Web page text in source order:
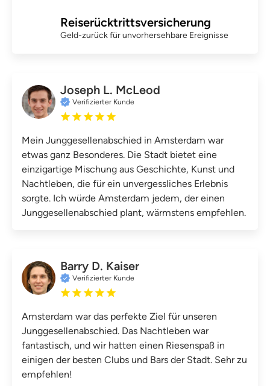
Reiserücktrittsversicherung
Geld-zurück für unvorhersehbare Ereignisse
Joseph L. McLeod
Verifizierter Kunde
Mein Junggesellenabschied in Amsterdam war
etwas ganz Besonderes. Die Stadt bietet eine
einzigartige Mischung aus Geschichte, Kunst und
Nachtleben, die für ein unvergessliches Erlebnis
sorgte. Ich würde Amsterdam jedem, der einen
Junggesellenabschied plant, wärmstens empfehlen.
Barry D. Kaiser
Verifizierter Kunde
Amsterdam war das perfekte Ziel für unseren
Junggesellenabschied. Das Nachtleben war
fantastisch, und wir hatten einen Riesenspaß in
einigen der besten Clubs und Bars der Stadt. Sehr zu
empfehlen!